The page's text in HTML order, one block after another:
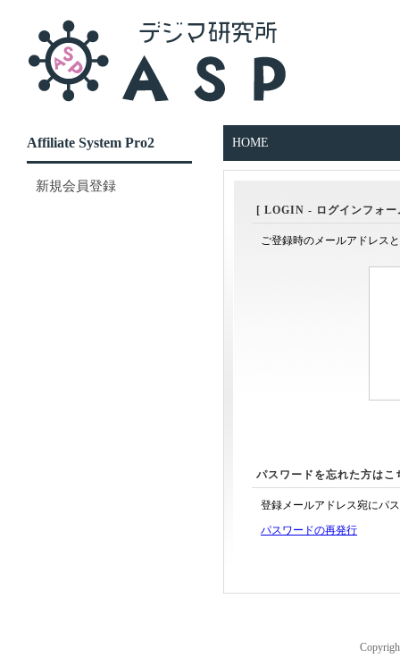
Affiliate System Pro2
新規会員登録
HOME
[ LOGIN - ログインフォ
ご登録時のメールアドレス
パスワードを忘れた方はこ
登録メールアドレス宛にパ
パスワードの再発行